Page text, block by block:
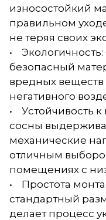
износостойкий
правильном
не теряя своих
•
безопасный
вредных веществ
негативного
• Устойчивость к
сосны
механические
отличным
помещениях с
• Простота
стандартный
делает процесс